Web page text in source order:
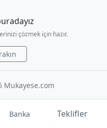
Banka Teklifler
çözmek için hazır.
Mukayese.com